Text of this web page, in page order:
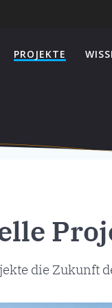
PROJEKTE
die Zukunft